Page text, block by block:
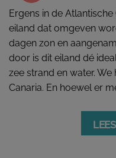
Ergens in de
eiland dat omgeven
dagen zon en
door is dit eiland dé
zee strand en water.
Canaria. En hoewel er